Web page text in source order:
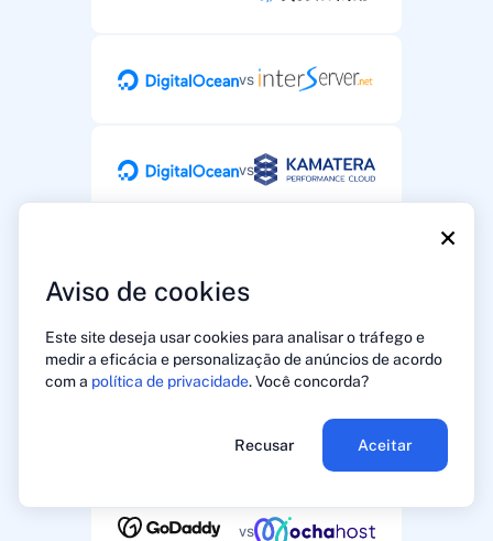
×
Aviso de cookies
Este site deseja usar cookies para analisar o tráfego e
medir a eficácia e personalização de anúncios de acordo
com a política de privacidade. Você concorda?
Recusar Aceitar
vs
vs
vs
vs
vs